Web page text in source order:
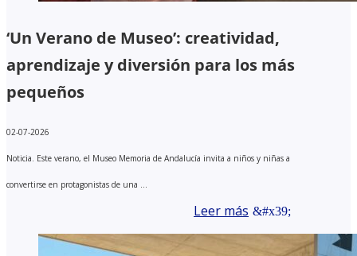
‘Un Verano de Museo’: creatividad,
aprendizaje y diversión para los más
pequeños
02-07-2026
Noticia. Este verano, el Museo Memoria de Andalucía invita a niños y niñas a
convertirse en protagonistas de una ...
Leer más